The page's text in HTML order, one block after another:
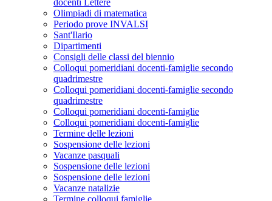
docenti Lettere
Olimpiadi di matematica
Periodo prove INVALSI
Sant'Ilario
Dipartimenti
Consigli delle classi del biennio
Colloqui pomeridiani docenti-famiglie secondo
quadrimestre
Colloqui pomeridiani docenti-famiglie secondo
quadrimestre
Colloqui pomeridiani docenti-famiglie
Colloqui pomeridiani docenti-famiglie
Termine delle lezioni
Sospensione delle lezioni
Vacanze pasquali
Sospensione delle lezioni
Sospensione delle lezioni
Vacanze natalizie